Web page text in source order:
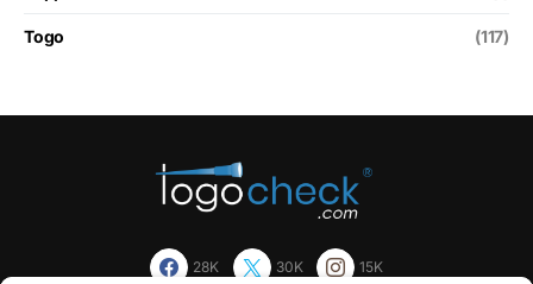
Togo (117)
28K 30K 15K